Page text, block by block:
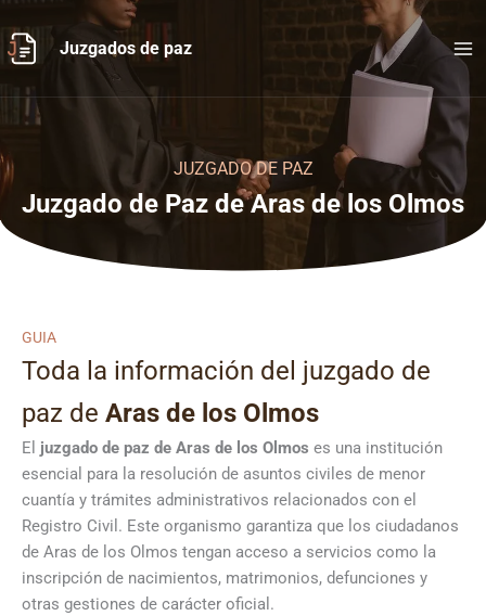
al
contenido
Juzgados de paz
JUZGADO DE PAZ
Juzgado de Paz de Aras de los Olmos
GUIA
Toda la información del juzgado de
paz de Aras de los Olmos
El juzgado de paz de Aras de los Olmos es una institución
esencial para la resolución de asuntos civiles de menor
cuantía y trámites administrativos relacionados con el
Registro Civil. Este organismo garantiza que los ciudadanos
de Aras de los Olmos tengan acceso a servicios como la
inscripción de nacimientos, matrimonios, defunciones y
otras gestiones de carácter oficial.